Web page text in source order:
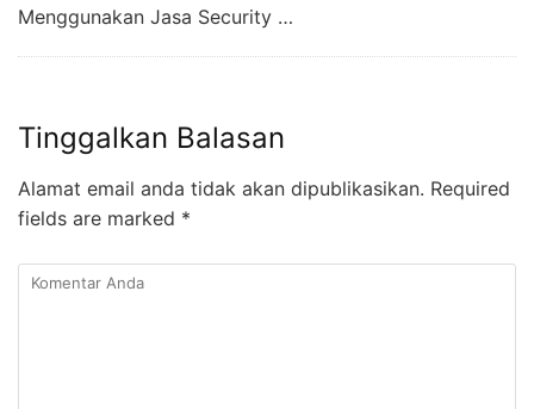
Menggunakan Jasa Security …
Tinggalkan Balasan
Alamat email anda tidak akan dipublikasikan. Required
fields are marked *